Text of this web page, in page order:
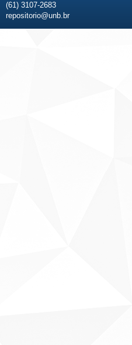
(61) 3107-2683
repositorio@unb.br